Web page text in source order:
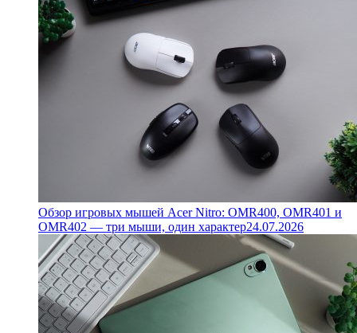
Обзор игровых мышей Acer Nitro: OMR400, OMR401 и
OMR402 — три мыши, один характер24.07.2026